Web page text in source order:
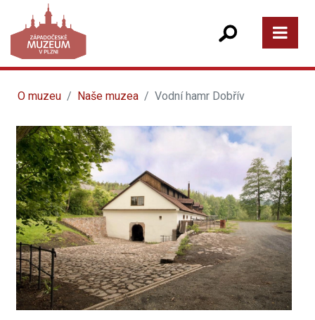
O muzeu Naše muzea Vodní hamr Dobřív